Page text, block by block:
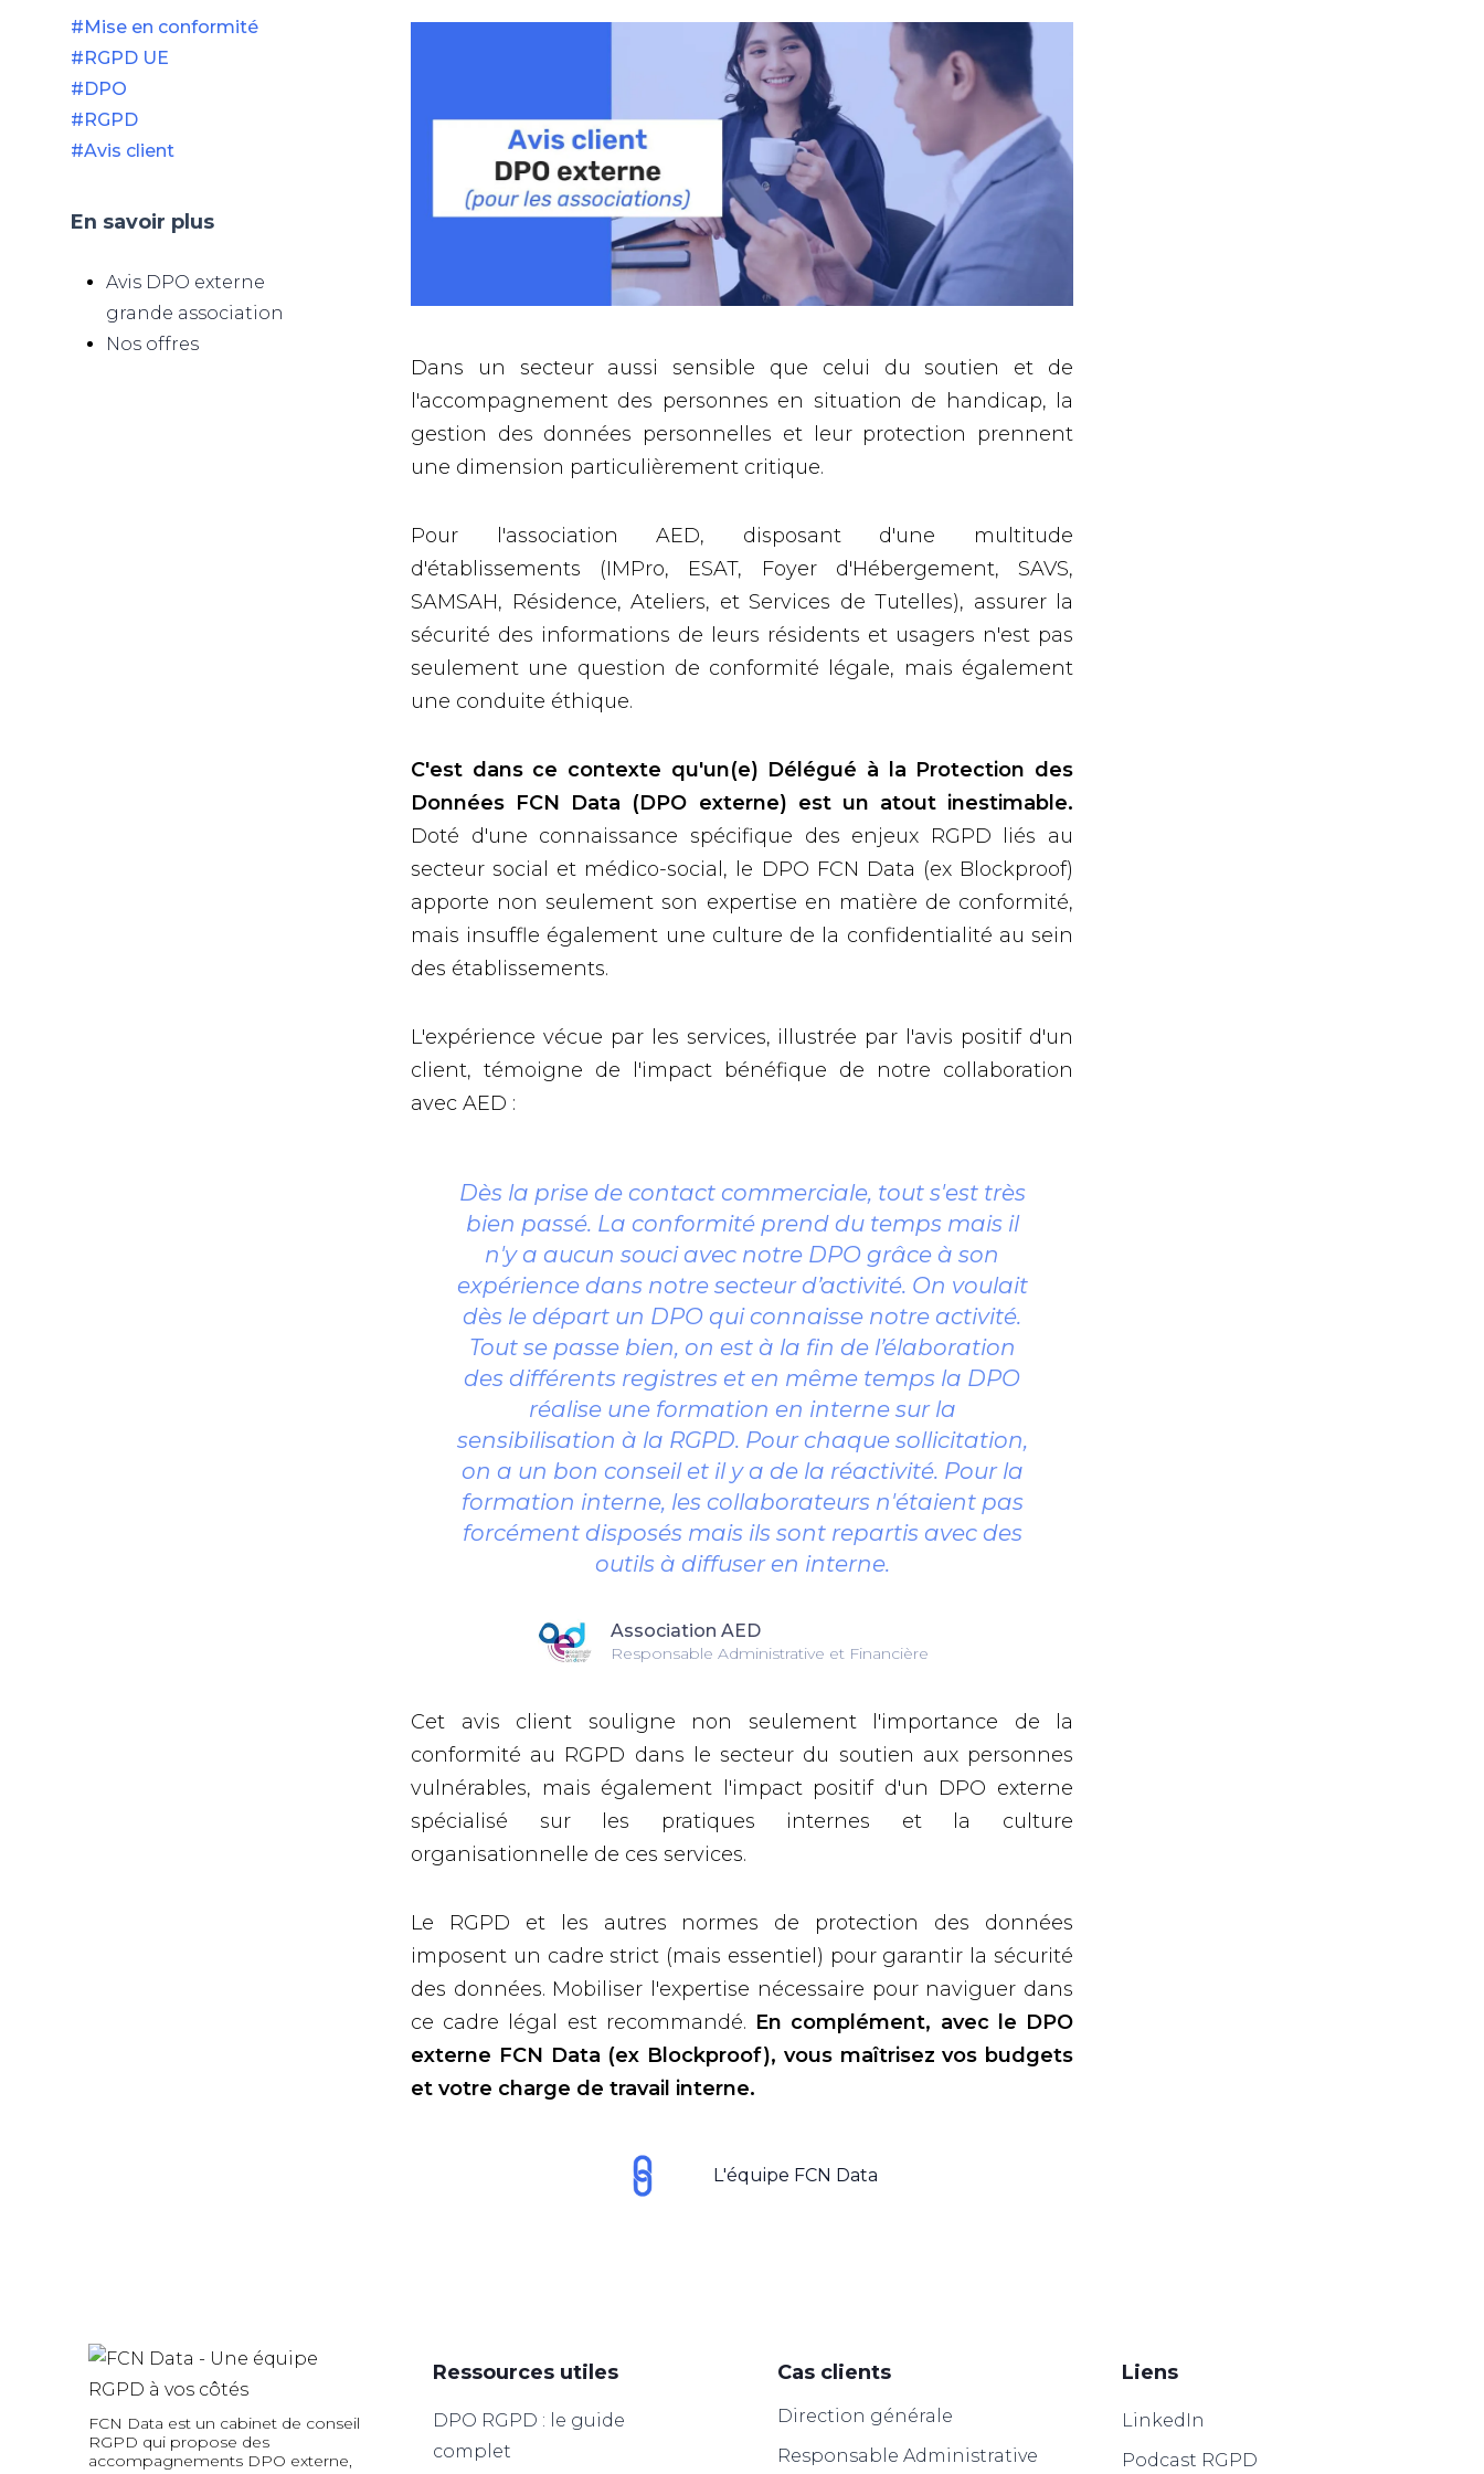
#Mise en conformité
#RGPD UE
#DPO
#RGPD
#Avis client
En savoir plus
Avis DPO externe
grande association
Nos offres
Dans un secteur aussi sensible que celui du soutien et de
l'accompagnement des personnes en situation de handicap, la
gestion des données personnelles et leur protection prennent
une dimension particulièrement critique.
Pour l'association AED, disposant d'une multitude
d'établissements (IMPro, ESAT, Foyer d'Hébergement, SAVS,
SAMSAH, Résidence, Ateliers, et Services de Tutelles), assurer la
sécurité des informations de leurs résidents et usagers n'est pas
seulement une question de conformité légale, mais également
une conduite éthique.
C'est dans ce contexte qu'un(e) Délégué à la Protection des
Données FCN Data (DPO externe) est un atout inestimable.
Doté d'une connaissance spécifique des enjeux RGPD liés au
secteur social et médico-social, le DPO FCN Data (ex Blockproof)
apporte non seulement son expertise en matière de conformité,
mais insuffle également une culture de la confidentialité au sein
des établissements.
L'expérience vécue par les services, illustrée par l'avis positif d'un
client, témoigne de l'impact bénéfique de notre collaboration
avec AED :
Dès la prise de contact commerciale, tout s'est très
bien passé. La conformité prend du temps mais il
n'y a aucun souci avec notre DPO grâce à son
expérience dans notre secteur d’activité. On voulait
dès le départ un DPO qui connaisse notre activité.
Tout se passe bien, on est à la fin de l’élaboration
des différents registres et en même temps la DPO
réalise une formation en interne sur la
sensibilisation à la RGPD. Pour chaque sollicitation,
on a un bon conseil et il y a de la réactivité. Pour la
formation interne, les collaborateurs n'étaient pas
forcément disposés mais ils sont repartis avec des
outils à diffuser en interne.
Association AED
Responsable Administrative et Financière
Cet avis client souligne non seulement l'importance de la
conformité au RGPD dans le secteur du soutien aux personnes
vulnérables, mais également l'impact positif d'un DPO externe
spécialisé sur les pratiques internes et la culture
organisationnelle de ces services.
Le RGPD et les autres normes de protection des données
imposent un cadre strict (mais essentiel) pour garantir la sécurité
des données. Mobiliser l'expertise nécessaire pour naviguer dans
ce cadre légal est recommandé. En complément, avec le DPO
externe FCN Data (ex Blockproof), vous maîtrisez vos budgets
et votre charge de travail interne.
L'équipe FCN Data
FCN Data est un cabinet de conseil
RGPD qui propose des
accompagnements DPO externe,
Ressources utiles
DPO RGPD : le guide
complet
Cas clients
Direction générale
Responsable Administrative
Liens
LinkedIn
Podcast RGPD